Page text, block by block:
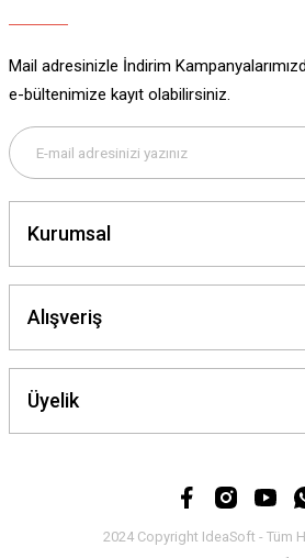
Bu ürüne benzer farklı alternatifler olmalı.
Mail adresinizle İndirim
e-bültenimize kayıt olabilirsiniz.
Kurumsal
Alışveriş
Üyelik
2024 Copyright IdeaSoft - Tüm